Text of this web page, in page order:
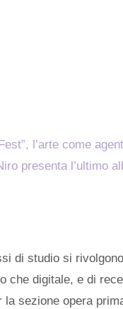
l’arte come
presenta l’ultimo
di studio si
digitale, e di
la sezione opera